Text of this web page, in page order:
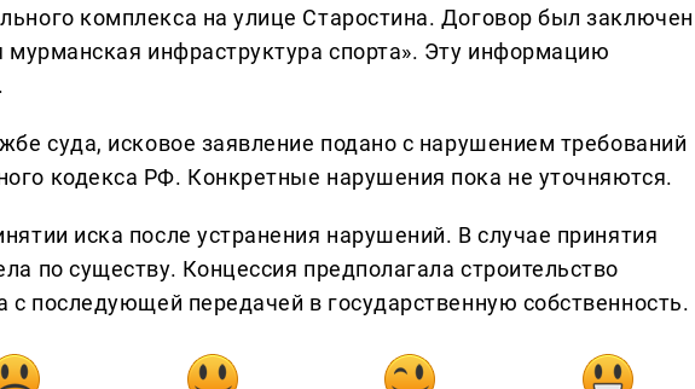
комплекса на улице Старостина. Договор был заключен
мурманская инфраструктура спорта». Эту информацию
.
суда, исковое заявление подано с нарушением требований
кодекса РФ. Конкретные нарушения пока не уточняются.
иска после устранения нарушений. В случае принятия
по существу. Концессия предполагала строительство
с последующей передачей в государственную собственность.